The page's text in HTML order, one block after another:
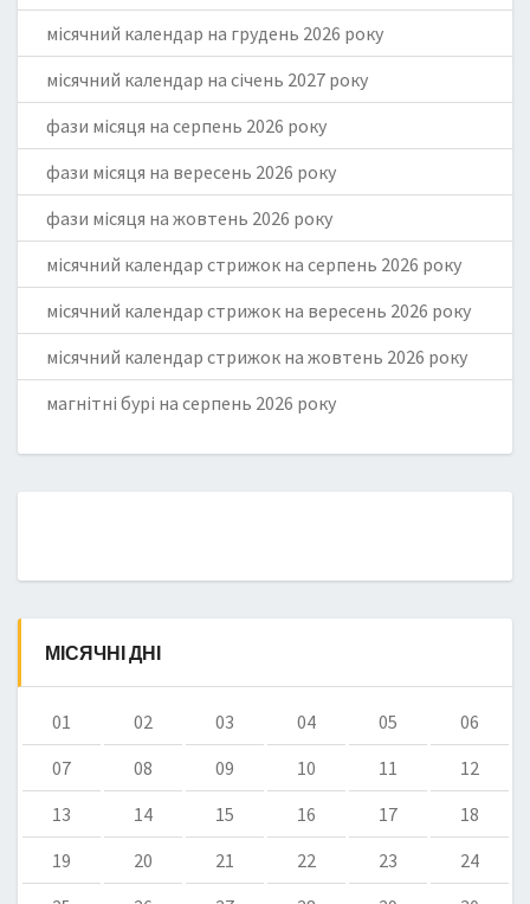
місячний календар на грудень 2026 року
місячний календар на січень 2027 року
фази місяця на серпень 2026 року
фази місяця на вересень 2026 року
фази місяця на жовтень 2026 року
місячний календар стрижок на серпень 2026 року
місячний календар стрижок на вересень 2026 року
місячний календар стрижок на жовтень 2026 року
магнітні бурі на серпень 2026 року
МІСЯЧНІ ДНІ
01 02 03 04 05
06
07
08 09 10 11
12
13
14 15 16 17
18
19
20 21 22 23
24